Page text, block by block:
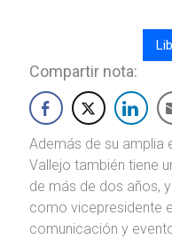
Compartir nota:
Además de su amplia
Vallejo también tiene
de más de dos años,
como vicepresidente
comunicación y